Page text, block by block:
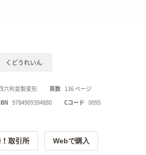
くどうれいん
六判並製変形 頁数 136 ページ
9784909394880 Cコード 0095
取引所 Webで購入